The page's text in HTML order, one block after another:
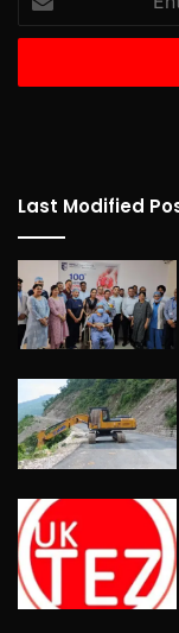
your
Email
Last Modified